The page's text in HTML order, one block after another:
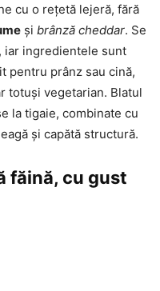
cu o rețetă lejeră, fără
și brânză cheddar. Se
iar ingredientele sunt
pentru prânz sau cină,
totuși vegetarian. Blatul
la tigaie, combinate cu
și capătă structură.
făină, cu gust